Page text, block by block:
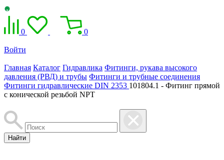
0 0
Войти
Главная Каталог Гидравлика Фитинги, рукава высокого
давления (РВД) и трубы Фитинги и трубные соединения
Фитинги гидравлические DIN 2353 101804.1 - Фитинг прямой
с конической резьбой NPT
Найти